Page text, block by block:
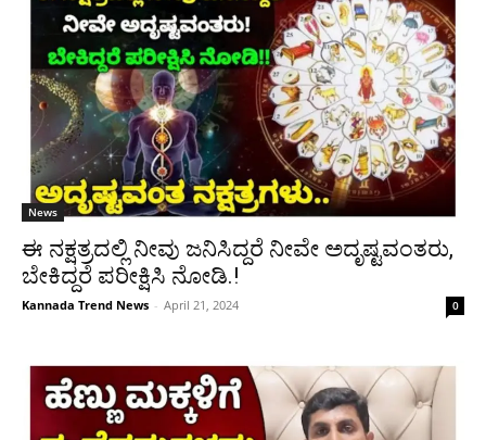
News
ಈ ನಕ್ಷತ್ರದಲ್ಲಿ ನೀವು ಜನಿಸಿದ್ದರೆ ನೀವೇ ಅದೃಷ್ಟವಂತರು,
ಬೇಕಿದ್ದರೆ ಪರೀಕ್ಷಿಸಿ ನೋಡಿ.!
Kannada Trend News - April 21, 2024 0